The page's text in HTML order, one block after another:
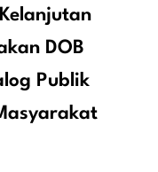
DOB
Publik